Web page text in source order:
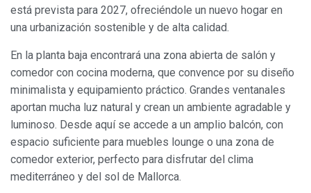
está prevista para 2027, ofreciéndole un nuevo hogar en
una urbanización sostenible y de alta calidad.
En la planta baja encontrará una zona abierta de salón y
comedor con cocina moderna, que convence por su diseño
minimalista y equipamiento práctico. Grandes ventanales
aportan mucha luz natural y crean un ambiente agradable y
luminoso. Desde aquí se accede a un amplio balcón, con
espacio suficiente para muebles lounge o una zona de
comedor exterior, perfecto para disfrutar del clima
mediterráneo y del sol de Mallorca.
Modificar cookies
Técnicas y funcionales
Siempre activas
Este sitio web utiliza Cookies propias para recopilar
información con la finalidad de mejorar nuestros servicios.